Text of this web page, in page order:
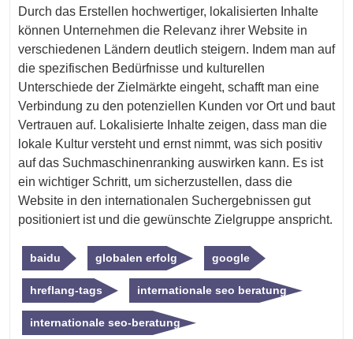
Durch das Erstellen hochwertiger, lokalisierten Inhalte
können Unternehmen die Relevanz ihrer Website in
verschiedenen Ländern deutlich steigern. Indem man auf
die spezifischen Bedürfnisse und kulturellen
Unterschiede der Zielmärkte eingeht, schafft man eine
Verbindung zu den potenziellen Kunden vor Ort und baut
Vertrauen auf. Lokalisierte Inhalte zeigen, dass man die
lokale Kultur versteht und ernst nimmt, was sich positiv
auf das Suchmaschinenranking auswirken kann. Es ist
ein wichtiger Schritt, um sicherzustellen, dass die
Website in den internationalen Suchergebnissen gut
positioniert ist und die gewünschte Zielgruppe anspricht.
baidu globalen erfolg google
hreflang-tags internationale seo beratung
internationale seo-beratung